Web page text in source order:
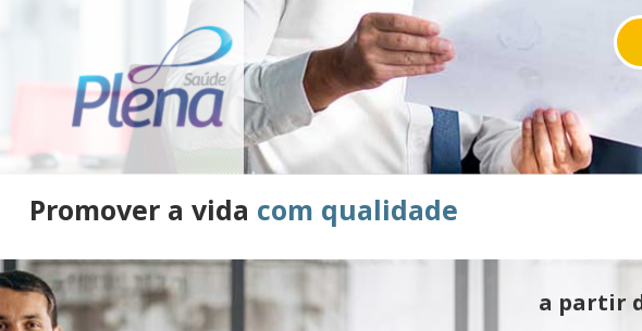
Promover a vida com qualidade
a partir